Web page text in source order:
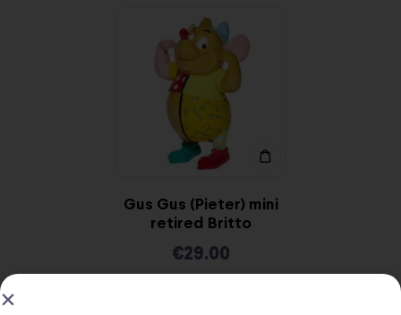
Gus Gus (Pieter) mini
retired Britto
€29.00